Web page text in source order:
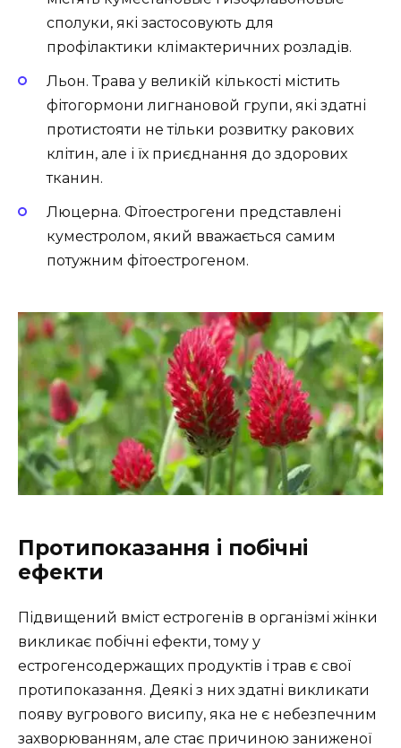
сполуки, які застосовують для
профілактики клімактеричних розладів.
Льон. Трава у великій кількості містить
фітогормони лигнановой групи, які здатні
протистояти не тільки розвитку ракових
клітин, але і їх приєднання до здорових
тканин.
Люцерна. Фітоестрогени представлені
куместролом, який вважається самим
потужним фітоестрогеном.
Протипоказання і побічні
ефекти
Підвищений вміст естрогенів в організмі жінки
викликає побічні ефекти, тому у
естрогенсодержащих продуктів і трав є свої
протипоказання. Деякі з них здатні викликати
появу вугрового висипу, яка не є небезпечним
захворюванням, але стає причиною заниженої